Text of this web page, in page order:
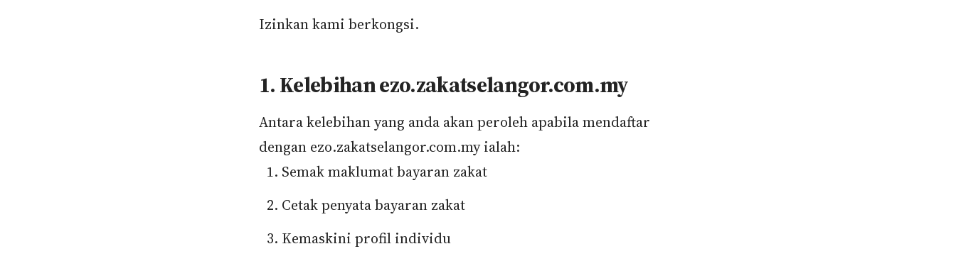
Izinkan kami berkongsi.
1. Kelebihan ezo.zakatselangor.com.my
Antara kelebihan yang anda akan peroleh apabila mendaftar
dengan ezo.zakatselangor.com.my ialah:
Semak maklumat bayaran zakat
Cetak penyata bayaran zakat
Kemaskini profil individu